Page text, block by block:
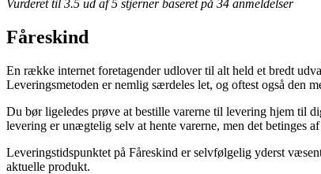
Vurderet til 3.5 ud af 5 stjerner baseret på 34 anmeldelser
Fåreskind
En række internet foretagender udlover til alt held et bredt
Leveringsmetoden er nemlig særdeles let, og oftest også den
Du bør ligeledes prøve at bestille varerne til levering hjem til
levering er unægtelig selv at hente varerne, men det betinges
Leveringstidspunktet på Fåreskind er selvfølgelig yderst
aktuelle produkt.